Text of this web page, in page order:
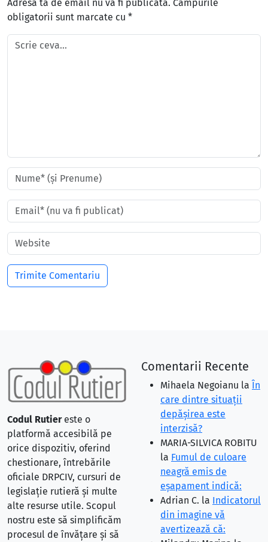
Adresa ta de email nu va fi publicată. Câmpurile
obligatorii sunt marcate cu *
Codul Rutiereste o
platformă accesibilă pe
orice dispozitiv, oferind
chestionare, întrebările
oficiale DRPCIV, cursuri de
legislație rutieră și multe
alte resurse utile. Scopul
nostru este să simplificăm
procesul de învățare și să
Comentarii Recente
Mihaela Negoianu la În
care dintre situaţii
depăşirea este
interzisă?
MARIA-SILVICA ROBITU
la Fumul de culoare
neagră emis de
eşapament indică:
Adrian C. la Indicatorul
din imagine vă
avertizează că: